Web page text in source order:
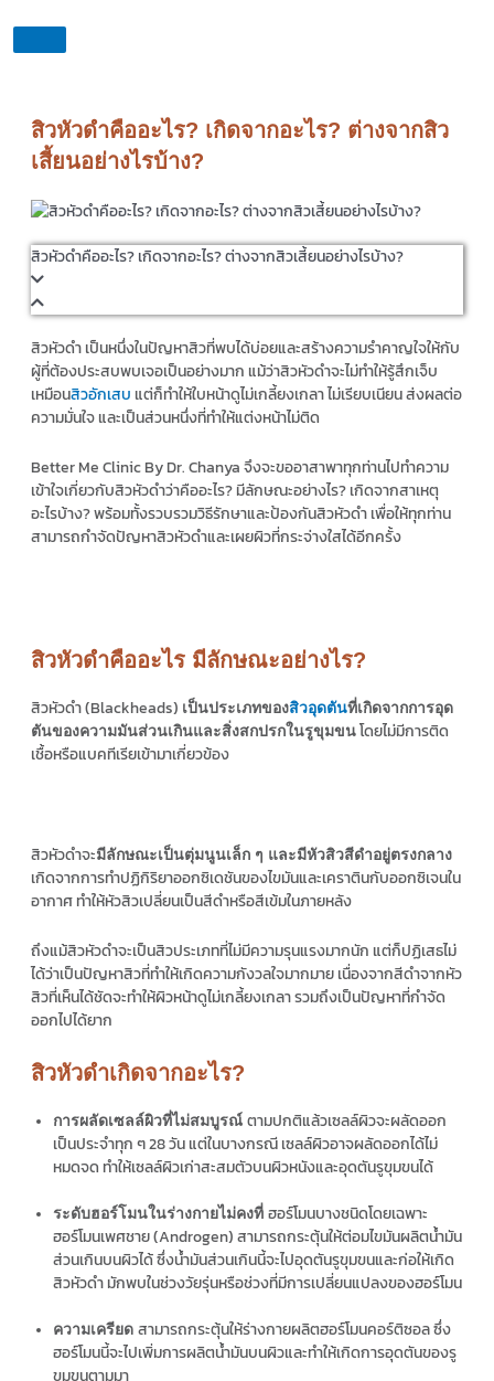
สิวหัวดำคืออะไร? เกิดจากอะไร? ต่างจากสิว
เสี้ยนอย่างไรบ้าง?
สิวหัวดำคืออะไร? เกิดจากอะไร? ต่างจากสิวเสี้ยนอย่างไรบ้าง?
สิวหัวดำ เป็นหนึ่งในปัญหาสิวที่พบได้บ่อยและสร้างความรำคาญใจให้กับ
ผู้ที่ต้องประสบพบเจอเป็นอย่างมาก แม้ว่าสิวหัวดำจะไม่ทำให้รู้สึกเจ็บ
เหมือนสิวอักเสบ แต่ก็ทำให้ใบหน้าดูไม่เกลี้ยงเกลา ไม่เรียบเนียน ส่งผลต่อ
ความมั่นใจ และเป็นส่วนหนึ่งที่ทำให้แต่งหน้าไม่ติด
Better Me Clinic By Dr. Chanya จึงจะขออาสาพาทุกท่านไปทำความ
เข้าใจเกี่ยวกับสิวหัวดำว่าคืออะไร? มีลักษณะอย่างไร? เกิดจากสาเหตุ
อะไรบ้าง? พร้อมทั้งรวบรวมวิธีรักษาและป้องกันสิวหัวดำ เพื่อให้ทุกท่าน
สามารถกำจัดปัญหาสิวหัวดำและเผยผิวที่กระจ่างใสได้อีกครั้ง
สิวหัวดำคืออะไร มีลักษณะอย่างไร?
สิวหัวดำ (Blackheads) เป็นประเภทของสิวอุดตันที่เกิดจากการอุด
ตันของความมันส่วนเกินและสิ่งสกปรกในรูขุมขนโดยไม่มีการติด
เชื้อหรือแบคทีเรียเข้ามาเกี่ยวข้อง
สิวหัวดำจะมีลักษณะเป็นตุ่มนูนเล็ก ๆ และมีหัวสิวสีดำอยู่ตรงกลาง
เกิดจากการทำปฏิกิริยาออกซิเดชันของไขมันและเคราตินกับออกซิเจนใน
อากาศ ทำให้หัวสิวเปลี่ยนเป็นสีดำหรือสีเข้มในภายหลัง
ถึงแม้สิวหัวดำจะเป็นสิวประเภทที่ไม่มีความรุนแรงมากนัก แต่ก็ปฏิเสธไม่
ได้ว่าเป็นปัญหาสิวที่ทำให้เกิดความกังวลใจมากมาย เนื่องจากสีดำจากหัว
สิวที่เห็นได้ชัดจะทำให้ผิวหน้าดูไม่เกลี้ยงเกลา รวมถึงเป็นปัญหาที่กำจัด
ออกไปได้ยาก
สิวหัวดำเกิดจากอะไร?
การผลัดเซลล์ผิวที่ไม่สมบูรณ์ ตามปกติแล้วเซลล์ผิวจะผลัดออก
เป็นประจำทุก ๆ 28 วัน แต่ในบางกรณี เซลล์ผิวอาจผลัดออกได้ไม่
หมดจด ทำให้เซลล์ผิวเก่าสะสมตัวบนผิวหนังและอุดตันรูขุมขนได้
ระดับฮอร์โมนในร่างกายไม่คงที่ ฮอร์โมนบางชนิดโดยเฉพาะ
ฮอร์โมนเพศชาย (Androgen) สามารถกระตุ้นให้ต่อมไขมันผลิตน้ำมัน
ส่วนเกินบนผิวได้ ซึ่งน้ำมันส่วนเกินนี้จะไปอุดตันรูขุมขนและก่อให้เกิด
สิวหัวดำ มักพบในช่วงวัยรุ่นหรือช่วงที่มีการเปลี่ยนแปลงของฮอร์โมน
ความเครียด สามารถกระตุ้นให้ร่างกายผลิตฮอร์โมนคอร์ติซอล ซึ่ง
ฮอร์โมนนี้จะไปเพิ่มการผลิตน้ำมันบนผิวและทำให้เกิดการอุดตันของรู
ขุมขนตามมา